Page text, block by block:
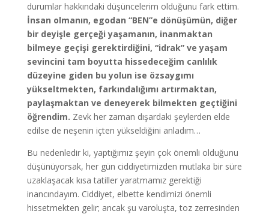
durumlar hakkındaki düşüncelerim olduğunu fark ettim.
İnsan olmanın, egodan “BEN”e dönüşümün, diğer
bir deyişle gerçeği yaşamanın, inanmaktan
bilmeye geçişi gerektirdiğini, “idrak” ve yaşam
sevincini tam boyutta hissedeceğim canlılık
düzeyine giden bu yolun ise özsaygımı
yükseltmekten, farkındalığımı artırmaktan,
paylaşmaktan ve deneyerek bilmekten geçtiğini
öğrendim. Zevk her zaman dışardaki şeylerden elde
edilse de neşenin içten yükseldiğini anladım…
Bu nedenledir ki, yaptığımız şeyin çok önemli olduğunu
düşünüyorsak, her gün ciddiyetimizden mutlaka bir süre
uzaklaşacak kısa tatiller yaratmamız gerektiği
inancındayım. Ciddiyet, elbette kendimizi önemli
hissetmekten gelir; ancak şu varoluşta, toz zerresinden